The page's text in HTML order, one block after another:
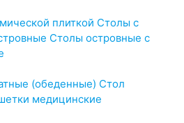
плиткой Столы с
Столы островные с
(обеденные) Стол
медицинские